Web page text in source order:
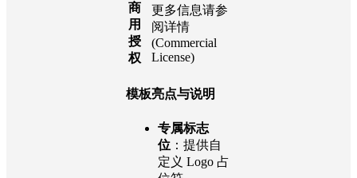
商
用
授
权
更多信息请参
阅详情
(Commercial
License)
模板亮点与说明
专属标志
位 ：提供自
定义 Logo 占